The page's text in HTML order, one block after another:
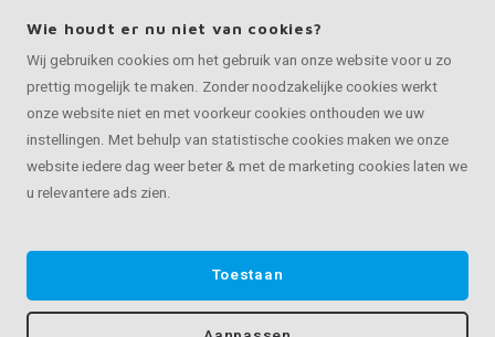
Wie houdt er nu niet van cookies?
Wij gebruiken cookies om het gebruik van onze website voor u zo
prettig mogelijk te maken. Zonder noodzakelijke cookies werkt
onze website niet en met voorkeur cookies onthouden we uw
instellingen. Met behulp van statistische cookies maken we onze
website iedere dag weer beter & met de marketing cookies laten we
u relevantere ads zien.
Toestaan